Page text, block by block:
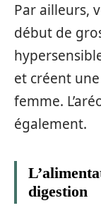
Par ailleurs,
début de
et créent
femme.
également.
digestion